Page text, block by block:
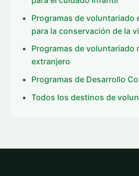
Programas de voluntariado
para la conservación de la
Programas de voluntariado
extranjero
Programas de Desarrollo
Todos los destinos de